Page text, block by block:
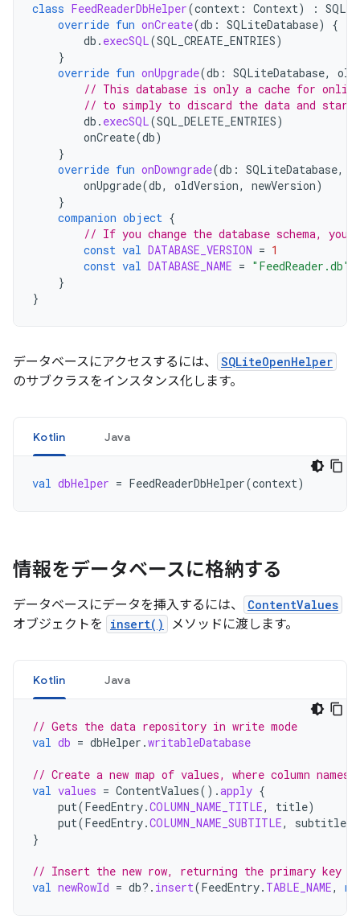
class FeedReaderDbHelper(context : Context) :
override fun onCreate(db : SQLiteDatabase)
{
db . execSQL(SQL_CREATE_ENTRIES)
}
override fun onUpgrade(db : SQLiteDatabase,
// This database is only a cache for
// to simply to discard the data and start
db . execSQL(SQL_DELETE_ENTRIES)
onCreate(db)
}
override fun onDowngrade(db : SQLiteDatabase,
onUpgrade(db, oldVersion, newVersion)
}
companion object {
// If you change the database schema, you
const val DATABASE_VERSION = 1
const val DATABASE_NAME = "FeedReader.db"
}
}
データベースにアクセスするには、 SQLiteOpenHelper
のサブクラスをインスタンス化します。
Kotlin Java
val dbHelper = FeedReaderDbHelper(context)
情報をデータベースに格納する
データベースにデータを挿入するには、 ContentValues
オブジェクトを insert() メソッドに渡します。
Kotlin Java
// Gets the data repository in write mode
val db = dbHelper .writableDatabase
// Create a new map of values, where column names
val values = ContentValues().apply {
put(FeedEntry.COLUMN_NAME_TITLE, title)
put(FeedEntry.COLUMN_NAME_SUBTITLE, subtitle
}
// Insert the new row, returning the primary key
val newRowId = db?. insert(FeedEntry. TABLE_NAME,